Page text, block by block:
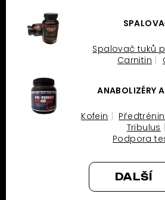
Spalovač tuků
Carnitin
ANABOLIZÉRY
Kofein
Tribulus
Podpora
DALŠÍ